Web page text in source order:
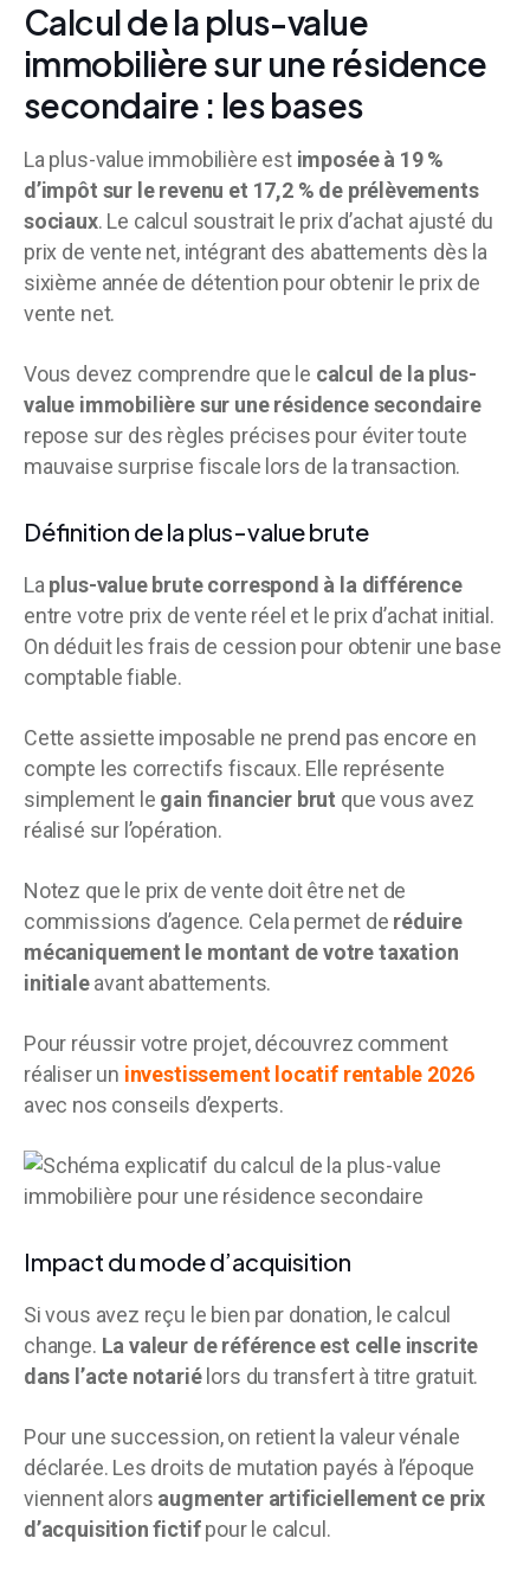
Calcul de la plus-value
immobilière sur une résidence
secondaire : les bases
La plus-value immobilière est imposée à 19 %
d’impôt sur le revenu et 17,2 % de prélèvements
sociaux. Le calcul soustrait le prix d’achat ajusté du
prix de vente net, intégrant des abattements dès la
sixième année de détention pour obtenir le prix de
vente net.
Vous devez comprendre que le calcul de la plus-
value immobilière sur une résidence secondaire
repose sur des règles précises pour éviter toute
mauvaise surprise fiscale lors de la transaction.
Définition de la plus-value brute
La plus-value brute correspond à la différence
entre votre prix de vente réel et le prix d’achat initial.
On déduit les frais de cession pour obtenir une base
comptable fiable.
Cette assiette imposable ne prend pas encore en
compte les correctifs fiscaux. Elle représente
simplement le gain financier brut que vous avez
réalisé sur l’opération.
Notez que le prix de vente doit être net de
commissions d’agence. Cela permet de réduire
mécaniquement le montant de votre taxation
initialeavant abattements.
Pour réussir votre projet, découvrez comment
réaliser un investissement locatif rentable 2026
avec nos conseils d’experts.
Impact du mode d’acquisition
Si vous avez reçu le bien par donation, le calcul
change. La valeur de référence est celle inscrite
dans l’acte notariélors du transfert à titre gratuit.
Pour une succession, on retient la valeur vénale
déclarée. Les droits de mutation payés à l’époque
viennent alors augmenter artificiellement ce prix
d’acquisition fictifpour le calcul.